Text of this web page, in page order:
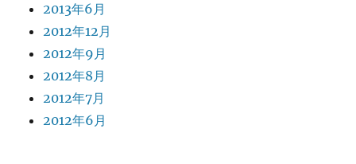
2013年6月
2012年12月
2012年9月
2012年8月
2012年7月
2012年6月